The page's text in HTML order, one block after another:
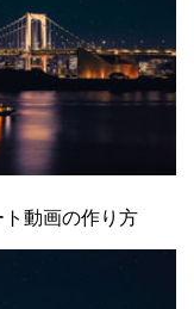
動画の作り方